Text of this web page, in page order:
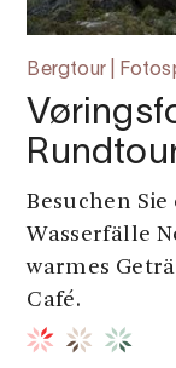
Bergtour |
Besuchen
Wasserfälle
warmes
Café.